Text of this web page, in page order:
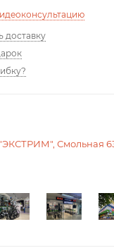
доставку
Смольная